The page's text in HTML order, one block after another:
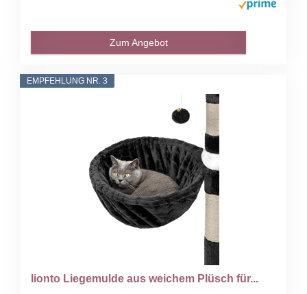
Zum Angebot
EMPFEHLUNG NR. 3
lionto Liegemulde aus weichem Plüsch für...